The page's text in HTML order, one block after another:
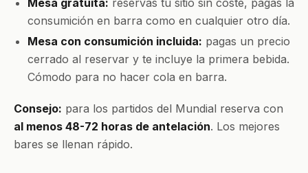
Mesa gratuita: reservas tu sitio sin coste, pagas la
consumición en barra como en cualquier otro día.
Mesa con consumición incluida: pagas un precio
cerrado al reservar y te incluye la primera bebida.
Cómodo para no hacer cola en barra.
Consejo: para los partidos del Mundial reserva con
al menos 48-72 horas de antelación. Los mejores
bares se llenan rápido.